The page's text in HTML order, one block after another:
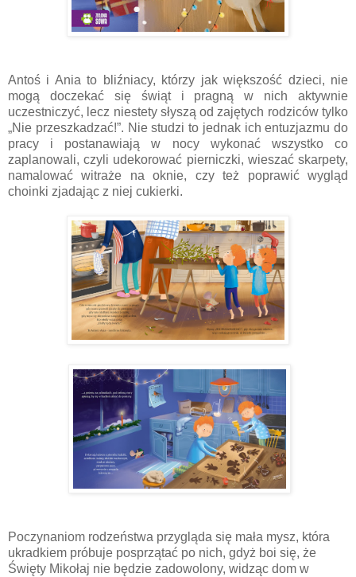
Antoś i Ania to bliźniacy, którzy jak większość dzieci, nie
mogą doczekać się świąt i pragną w nich aktywnie
uczestniczyć, lecz niestety słyszą od zajętych rodziców tylko
„Nie przeszkadzać!”. Nie studzi to jednak ich entuzjazmu do
pracy i postanawiają w nocy wykonać wszystko co
zaplanowali, czyli udekorować pierniczki, wieszać skarpety,
namalować witraże na oknie, czy też poprawić wygląd
choinki zjadając z niej cukierki.
Poczynaniom rodzeństwa przygląda się mała mysz, która
ukradkiem próbuje posprzątać po nich, gdyż boi się, że
Święty Mikołaj nie będzie zadowolony, widząc dom w